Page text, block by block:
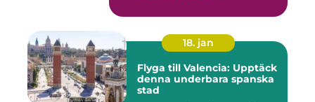
18. jan
Flyga till Valencia: Upptäck
denna underbara spanska
stad